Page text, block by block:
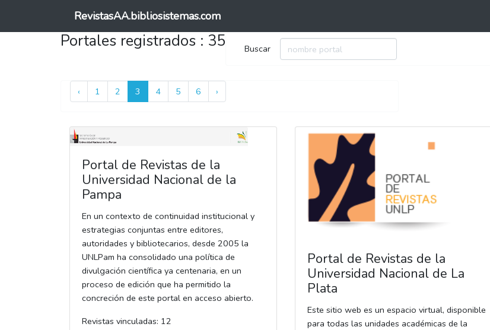
RevistasAA.bibliosistemas.com
Portales registrados : 35 Buscar
‹ 1 2 3 4 5 6 ›
Portal de Revistas de la
Universidad Nacional de la
Pampa
En un contexto de continuidad institucional y
estrategias conjuntas entre editores,
autoridades y bibliotecarios, desde 2005 la
UNLPam ha consolidado una política de
divulgación científica ya centenaria, en un
proceso de edición que ha permitido la
concreción de este portal en acceso abierto.
Revistas vinculadas: 12
Portal de Revistas de la
Universidad Nacional de La
Plata
Este sitio web es un espacio virtual, disponible
para todas las unidades académicas de la